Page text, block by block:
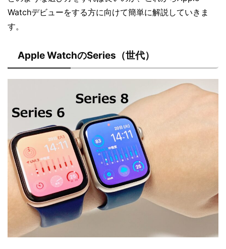
Watchデビューをする方に向けて簡単に解説していきま
す。
Apple WatchのSeries（世代）